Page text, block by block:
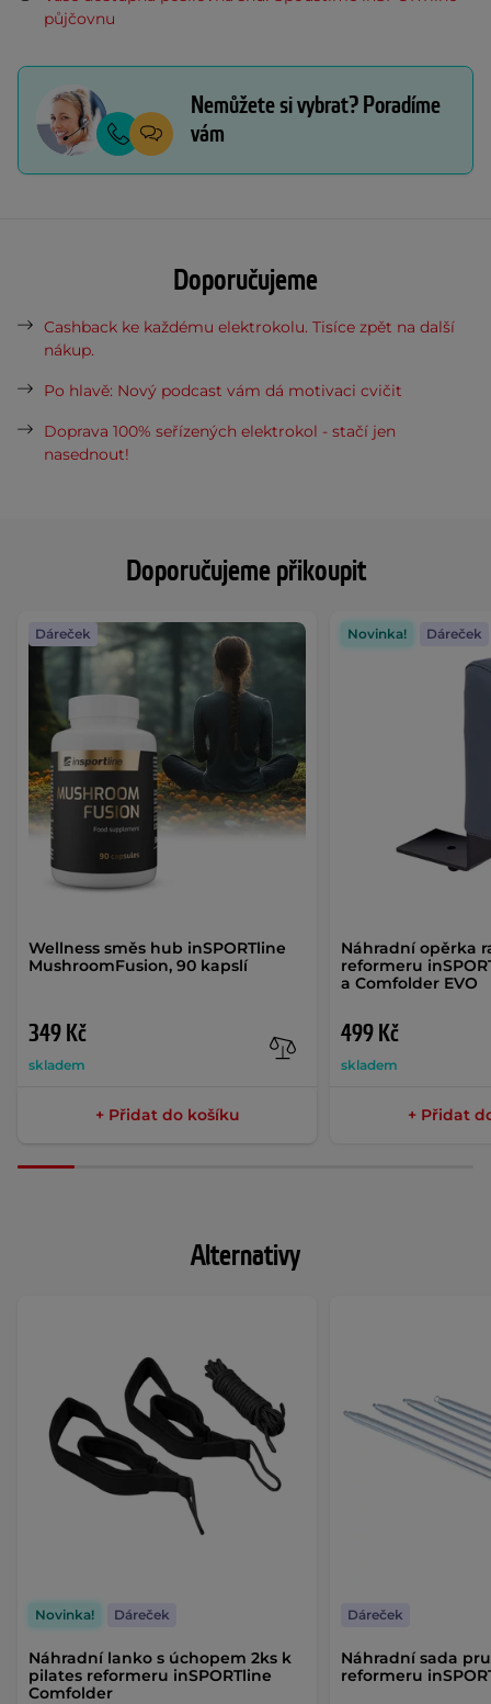
Doporučujeme přikoupit
Wellness směs hub inSPORTline
MushroomFusion, 90 kapslí
349 Kč
skladem
Dáreček
+ Přidat do košíku
Náhradní opěrka
reformeru
a Comfolder EVO
499 Kč
skladem
Novinka! Dáreček
+ Přidat
půjčovnu
Nemůžete si vybrat? Poradíme
vám
Doporučujeme
Cashback ke každému elektrokolu. Tisíce zpět na další
nákup.
Po hlavě: Nový podcast vám dá motivaci cvičit
Doprava 100% seřízených elektrokol - stačí jen
nasednout!
Alternativy
Náhradní lanko s úchopem 2ks k
pilates reformeru inSPORTline
Comfolder
Novinka! Dáreček
Náhradní sada
reformeru
Dáreček